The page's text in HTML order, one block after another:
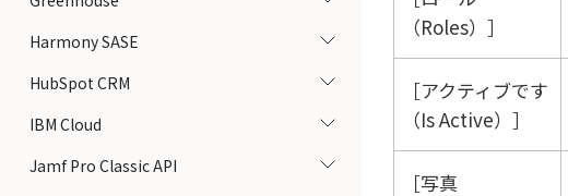
Harmony SASE
HubSpot CRM
IBM Cloud
Jamf Pro Classic API
（Roles）
アクティブです
（Is Active）
写真